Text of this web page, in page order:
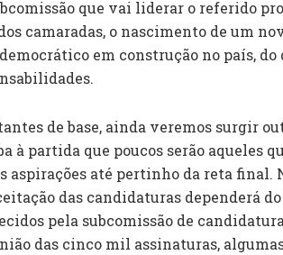
que vai liderar o referido
camaradas, o nascimento de um
em construção no país, do
de base, ainda veremos surgir
à partida que poucos serão aqueles
aspirações até pertinho da reta final.
das candidaturas dependerá do
pela subcomissão de
das cinco mil assinaturas,